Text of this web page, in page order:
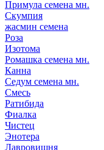
Примула семена мн.
Скумпия
жасмин семена
Роза
Изотома
Ромашка семена мн.
Канна
Седум семена мн.
Смесь
Ратибида
Фиалка
Чистец
Энотера
Лавровишня